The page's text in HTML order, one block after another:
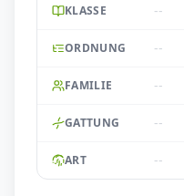
KLASSE --
ORDNUNG --
FAMILIE --
GATTUNG --
ART --